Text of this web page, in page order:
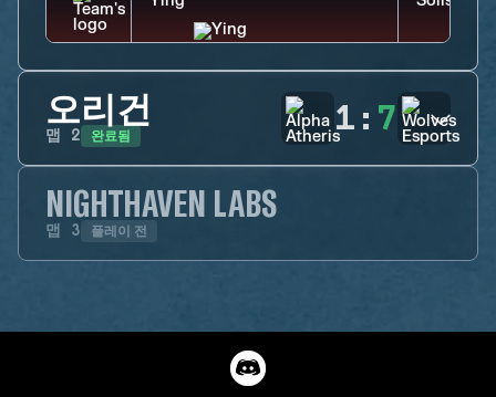
오리건
맵 2 완료됨 1 : 7
NIGHTHAVEN LABS
맵 3 플레이 전